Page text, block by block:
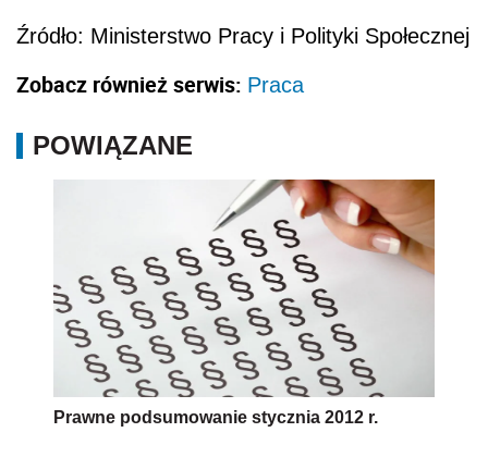
Źródło: Ministerstwo Pracy i Polityki Społecznej
Zobacz również serwis: Praca
POWIĄZANE
Prawne podsumowanie stycznia 2012 r.